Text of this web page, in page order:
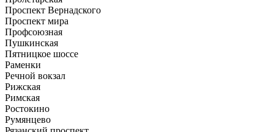
Проспект Вернадского
Проспект мира
Профсоюзная
Пушкинская
Пятницкое шоссе
Раменки
Речной вокзал
Рижская
Римская
Ростокино
Румянцево